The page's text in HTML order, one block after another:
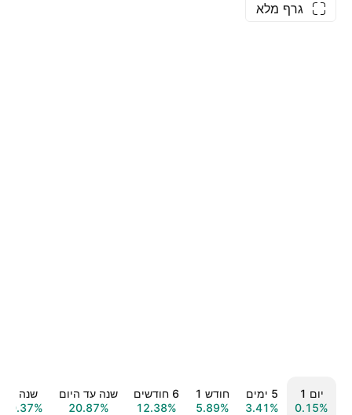
גרף מלא
יום ‎1‎
0.15%
‎5‎ ימים
3.41%
חודש ‎1‎
5.89%
‎6‎ חודשים
12.38%
שנה עד היום
20.87%
שנה ‎1‎
20.37%